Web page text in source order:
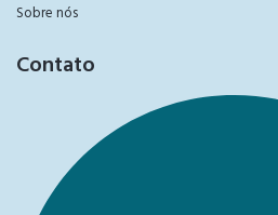
Sobre nós
Contato